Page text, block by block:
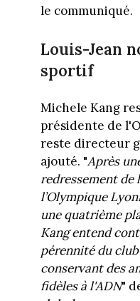
le communiqué.
Louis-Jean
sportif
Michele Kang
présidente de
reste directeur
ajouté. "Après
redressement de
l’Olympique
une quatrième
Kang entend
pérennité du
conservant des
fidèles à l'ADN"